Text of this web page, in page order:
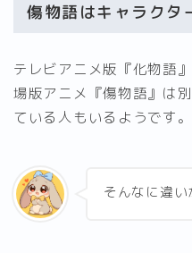
傷物語はキャラクタ
テレビアニメ版『化物語
場版アニメ『傷物語』は
ている人もいるようです。
そんなに違い